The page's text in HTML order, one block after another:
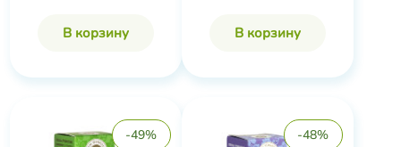
В корзину В корзину
-49% -48%